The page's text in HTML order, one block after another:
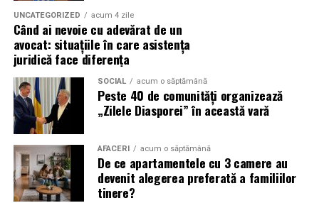
Campania „Aleg să fiu vizibilă” (
este doar despre fotografie. Este despre o decizie pe
care fiecare dintre aceste femei a luat-o conștient: să nu
mai lase calitatea muncii lor să rămână un secret bine
păzit.
România are sute de mii de femei antreprenor. Mulți
dintre cei care ar beneficia de serviciile lor nu le cunosc,
nu pentru că nu le caută, ci pentru că nu le găsesc.
Vizibilitatea profesională nu este vanitate. Este o parte
din afacere.
UNCATEGORIZED acum 4 zile
Când ai nevoie cu adevărat de un
avocat: situațiile în care asistența
juridică face diferența
SOCIAL acum o săptămână
Peste 40 de comunități organizează
„Zilele Diasporei” în această vară
AFACERI acum o săptămână
De ce apartamentele cu 3 camere au
devenit alegerea preferată a familiilor
tinere?